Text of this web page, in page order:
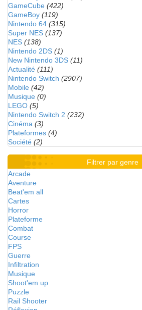
GameCube (422)
GameBoy (119)
Nintendo 64 (315)
Super NES (137)
NES (138)
Nintendo 2DS (1)
New Nintendo 3DS (11)
Actualité (111)
Nintendo Switch (2907)
Mobile (42)
Musique (0)
LEGO (5)
Nintendo Switch 2 (232)
Cinéma (3)
Plateformes (4)
Société (2)
Filtrer par genre
Arcade
Aventure
Beat'em all
Cartes
Horror
Plateforme
Combat
Course
FPS
Guerre
Infiltration
Musique
Shoot'em up
Puzzle
Rail Shooter